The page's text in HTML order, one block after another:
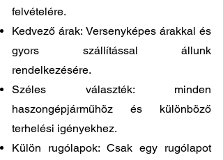
felvételére.
Kedvező árak: Versenyképes árakkal és
gyors szállítással állunk
rendelkezésére.
Széles választék: minden
haszongépjárműhöz és különböző
terhelési igényekhez.
Külön rugólapok: Csak egy rugólapot